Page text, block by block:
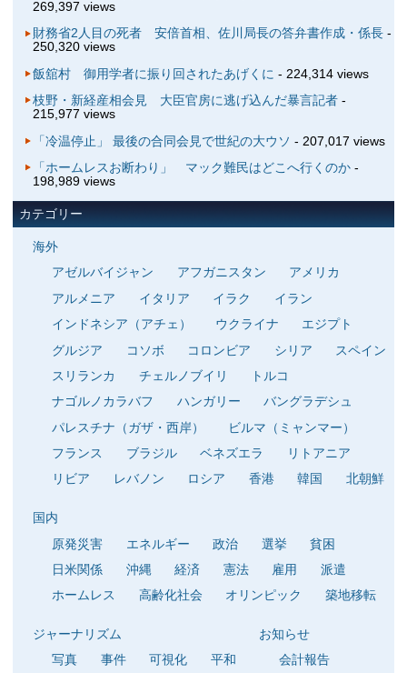
269,397 views
財務省2人目の死者 安倍首相、佐川局長の答弁書作成・係長-
250,320 views
飯舘村 御用学者に振り回されたあげくに - 224,314 views
枝野・新経産相会見 大臣官房に逃げ込んだ暴言記者-
215,977 views
「冷温停止」 最後の合同会見で世紀の大ウソ - 207,017 views
「ホームレスお断わり」 マック難民はどこへ行くのか-
198,989 views
カテゴリー
海外
アゼルバイジャン
アフガニスタン
アメリカ
アルメニア
イタリア イラク
イラン
インドネシア（アチェ）
ウクライナ
エジプト
グルジア
コソボ コロンビア シリア
スペイン
スリランカ
チェルノブイリ
トルコ
ナゴルノカラバフ
ハンガリー
バングラデシュ
パレスチナ（ガザ・西岸）
ビルマ（ミャンマー）
フランス
ブラジル ベネズエラ
リトアニア
リビア
レバノン ロシア 香港 韓国 北朝鮮
国内
原発災害
エネルギー 政治 選挙
貧困
日米関係
沖縄 経済 憲法 雇用
派遣
ホームレス
高齢化社会 オリンピック 築地移転
ジャーナリズム
写真
事件 可視化 平和
お知らせ
会計報告